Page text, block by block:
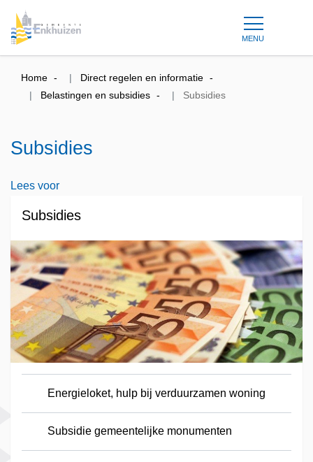
MENU
Home
Direct regelen en informatie
Belastingen en subsidies
Subsidies
Subsidies
Lees voor
Subsidies
Energieloket, hulp bij verduurzamen woning
Subsidie gemeentelijke monumenten